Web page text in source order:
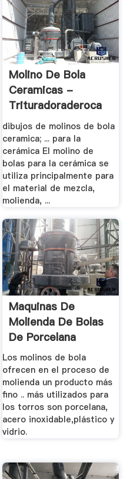
Molino De Bola
Ceramicas -
Trituradoraderoca
dibujos de molinos de bola
ceramica; ... para la
cerámica El molino de
bolas para la cerámica se
utiliza principalmente para
el material de mezcla,
molienda, ...
Maquinas De
Molienda De Bolas
De Porcelana
Los molinos de bola
ofrecen en el proceso de
molienda un producto más
fino .. más utilizados para
los torros son porcelana,
acero inoxidable,plástico y
vidrio.